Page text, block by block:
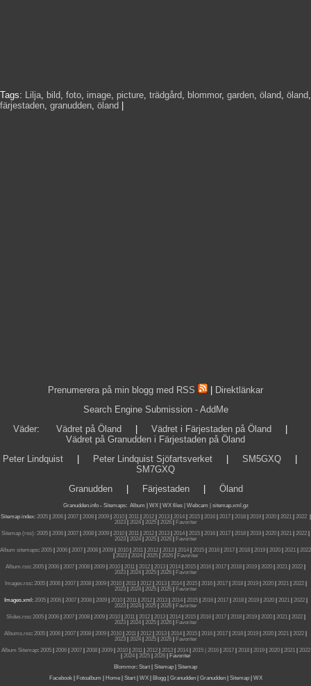
Tags: Lilja, bild, foto, image, picture, trädgård, blommor, garden, öland, öland,
färjestaden, granudden, öland
Prenumerera på min blogg med RSS
Direktlänkar
Search Engine Submission - AddMe
Väder: Vädret på Öland Vädret i Färjestaden på Öland
Vädret på Granudden i Färjestaden på Öland
Peter Lindquist
Peter Lindquist Sjöfartsverket SM5GXQ
SM7GXQ
Granudden| Färjestaden| Öland
Granudden.info- Sitemaps: Album WX WX files | Webcam |
sitemap.xml.gz
Sitemap index: 2005| 2006| 2007| 2008| 2009| 2010| 2011| 2012| 2013| 2014| 2015| 2016| 2017| 2018| 2019| 2020| 2021| 2022|
2023| 2024| 2025| 2026|
Favoriter
Sitemap (rss): 2005 2006 2007 2008 2009 2010 2011 2012 2013 2014 2015 2016 2017 2018 2019 2020 2021 2022
2023| 2024| 2025| 2026|
Favoriter
Album sitemaps: 2005 2006 2007 2008 2009 2010 2011 2012 2013 2014 2015 2016 2017 2018 2019 2020 2021
2022
2023| 2024| 2025| 2026|
Favoriter
Album.rss: 2005 2006 2007 2008 2009 2010 2011 2012 2013 2014 2015 2016 2017 2018 2019 2020 2021 2022
2023| 2024| 2025| 2026|
Favoriter
Images.rss: 2005| 2006| 2007| 2008| 2009| 2010| 2011| 2012| 2013| 2014| 2015| 2016| 2017| 2018| 2019| 2020| 2021| 2022|
2023| 2024| 2025| 2026|
Favoriter
Images.xml: 2005| 2006| 2007| 2008| 2009| 2010| 2011| 2012| 2013| 2014| 2015| 2016| 2017| 2018| 2019| 2020| 2021| 2022|
2023| 2024| 2025| 2026|
Favoriter
Slides.rss: 2005| 2006| 2007| 2008| 2009| 2010| 2011| 2012| 2013| 2014| 2015| 2016| 2017| 2018| 2019| 2020| 2021| 2022|
2023| 2024| 2025| 2026|
Favoriter
Albums.rss: 2005 2006 2007 2008 2009 2010 2011 2012 2013 2014 2015 2016 2017 2018 2019 2020 2021 2022
2023| 2024| 2025| 2026|
Favoriter
Album Sitemap: 2005| 2006| 2007| 2008| 2009| 2010| 2011| 2012| 2013| 2014| 2015 | 2016| 2017| 2018| 2019| 2020| 2021| 2022
2024| 2025| 2026|
Favoriter
Blommor: Start Sitemap
Sitemap
Facebook| Fotoalbum Home| Start| WX| Blogg| Granudden| Granudden| Sitemap| WX